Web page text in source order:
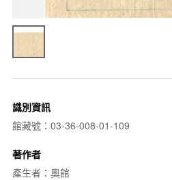
識別資訊
館藏號：03-36-008-01-109
著作者
產生者：奧館